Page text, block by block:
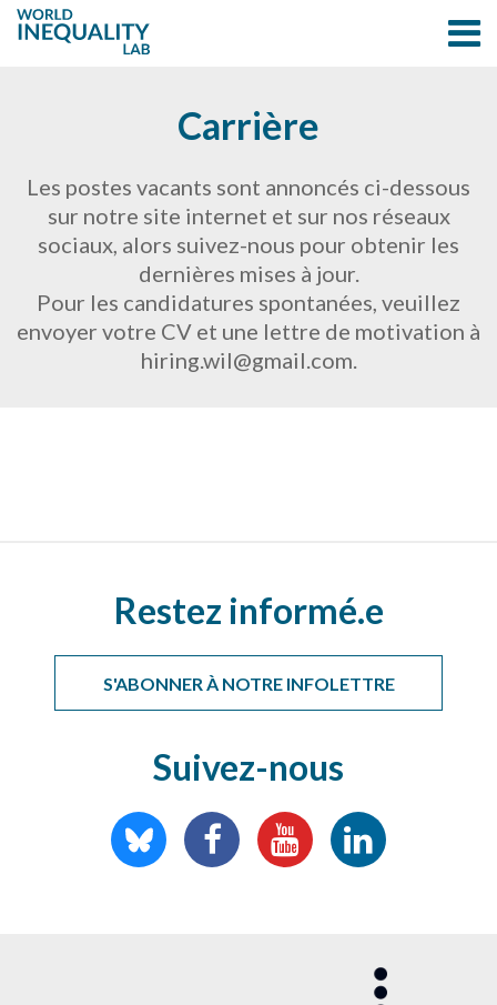
Carrière
Les postes vacants sont annoncés ci-dessous
sur notre site internet et sur nos réseaux
sociaux, alors suivez-nous pour obtenir les
dernières mises à jour.
Pour les candidatures spontanées, veuillez
envoyer votre CV et une lettre de motivation à
hiring.wil@gmail.com.
Restez informé.e
S'ABONNER À NOTRE INFOLETTRE
Suivez-nous